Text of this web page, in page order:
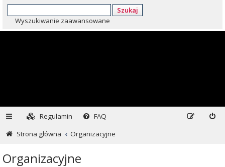
Szukaj
Wyszukiwanie zaawansowane
Regulamin
FAQ
Strona główna
Organizacyjne
Organizacyjne